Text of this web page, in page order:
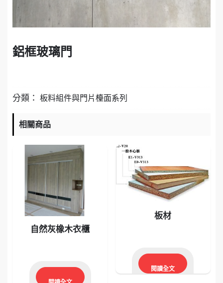
鋁框玻璃門
分類： 板料組件與門片檯面系列
相關商品
自然灰橡木衣櫃
板材
閱讀全文